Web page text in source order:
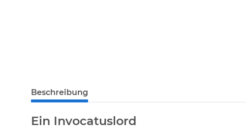
weitere Registerkarten anzeigen
Beschreibung
Ein Invocatuslord